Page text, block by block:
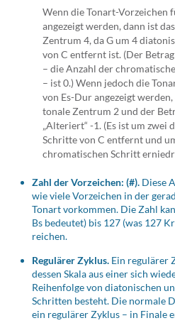
Wenn die Tonart-Vorzeichen
angezeigt werden, dann ist
Zentrum 4, da G um 4
von C entfernt ist. (Der
– die Anzahl der
– ist 0.) Wenn jedoch die
von Es-Dur angezeigt
tonale Zentrum 2 und der
„Alteriert“ -1. (Es ist um zwei
Schritte von C entfernt und
chromatischen Schritt
Zahl der Vorzeichen: (#). Diese
wie viele Vorzeichen in der
Tonart vorkommen. Die Zahl
Bs bedeutet) bis 127 (was 127
reichen.
Regulärer Zyklus. Ein regulärer
dessen Skala aus einer sich
Reihenfolge von diatonischen
Schritten besteht. Die normale
ein regulärer Zyklus – in Finale